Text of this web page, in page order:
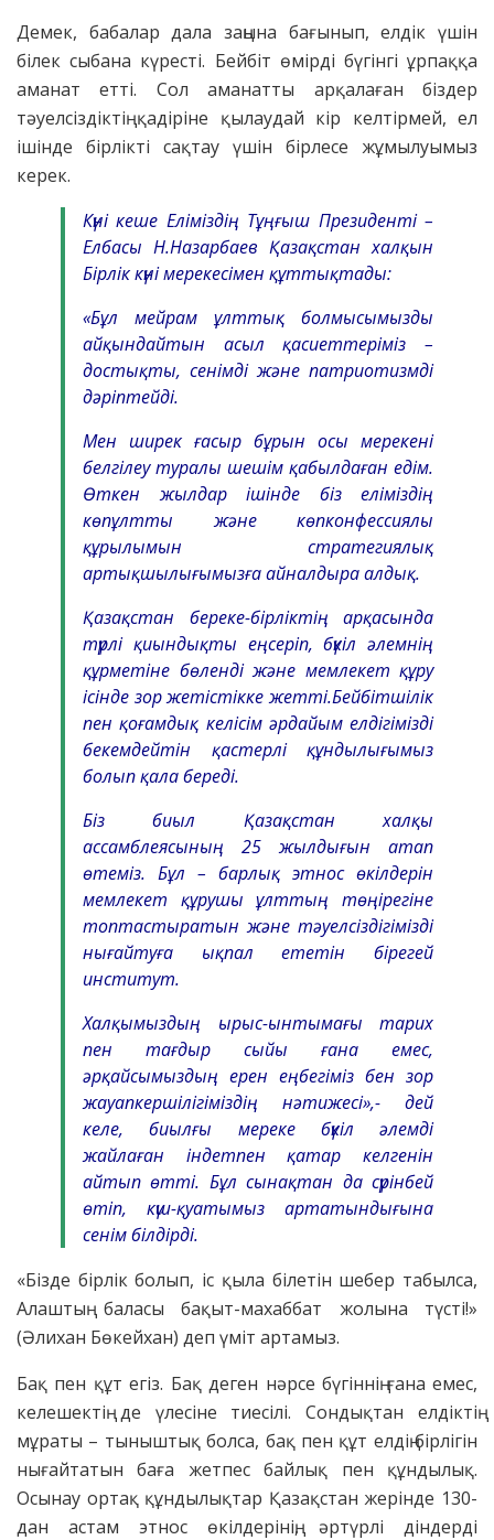
Демек, бабалар дала заңына бағынып, елдік үшін
білек сыбана күресті. Бейбіт өмірді бүгінгі ұрпаққа
аманат етті. Сол аманатты арқалаған біздер
тәуелсіздіктің қадіріне қылаудай кір келтірмей, ел
ішінде бірлікті сақтау үшін бірлесе жұмылуымыз
керек.
Күні кеше Еліміздің Тұңғыш Президенті –
Елбасы Н.Назарбаев Қазақстан халқын
Бірлік күні мерекесімен құттықтады:
«Бұл мейрам ұлттық болмысымызды
айқындайтын асыл қасиеттеріміз –
достықты, сенімді және патриотизмді
дәріптейді.
Мен ширек ғасыр бұрын осы мерекені
белгілеу туралы шешім қабылдаған едім.
Өткен жылдар ішінде біз еліміздің
көпұлтты және көпконфессиялы
құрылымын стратегиялық
артықшылығымызға айналдыра алдық.
Қазақстан береке-бірліктің арқасында
түрлі қиындықты еңсеріп, бүкіл әлемнің
құрметіне бөленді және мемлекет құру
ісінде зор жетістікке жетті.Бейбітшілік
пен қоғамдық келісім әрдайым елдігімізді
бекемдейтін қастерлі құндылығымыз
болып қала береді.
Біз биыл Қазақстан халқы
ассамблеясының 25 жылдығын атап
өтеміз. Бұл – барлық этнос өкілдерін
мемлекет құрушы ұлттың төңірегіне
топтастыратын және тәуелсіздігімізді
нығайтуға ықпал ететін бірегей
институт.
Халқымыздың ырыс-ынтымағы тарих
пен тағдыр сыйы ғана емес,
әрқайсымыздың ерен еңбегіміз бен зор
жауапкершілігіміздің нәтижесі»,- дей
келе, биылғы мереке бүкіл әлемді
жайлаған індетпен қатар келгенін
айтып өтті. Бұл сынақтан да сүрінбей
өтіп, күш-қуатымыз артатындығына
сенім білдірді.
«Бізде бірлік болып, іс қыла білетін шебер табылса,
Алаштың баласы бақыт-махаббат жолына түсті!»
(Әлихан Бөкейхан) деп үміт артамыз.
Бақ пен құт егіз. Бақ деген нәрсе бүгіннің ғана емес,
келешектің де үлесіне тиесілі. Сондықтан елдіктің
мұраты – тыныштық болса, бақ пен құт елдің бірлігін
нығайтатын баға жетпес байлық пен құндылық.
Осынау ортақ құндылықтар Қазақстан жерінде 130-
дан астам этнос өкілдерінің, әртүрлі діндерді